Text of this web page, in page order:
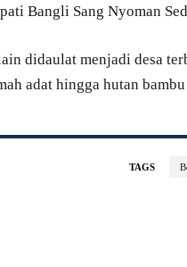
Bangli Sang Nyoman
didaulat menjadi desa
adat hingga hutan
TAGS